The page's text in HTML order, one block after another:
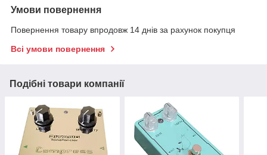
Умови повернення
Повернення товару впродовж 14 днів за рахунок покупця
Всі умови повернення
Подібні товари компанії